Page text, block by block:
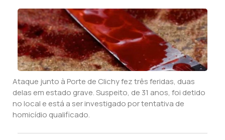
Ataque junto à Porte de Clichy fez três feridas, duas
delas em estado grave. Suspeito, de 31 anos, foi detido
no local e está a ser investigado por tentativa de
homicídio qualificado.